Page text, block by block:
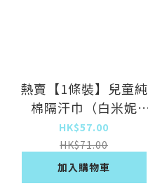
熱賣【1條裝】兒童純
棉隔汗巾（白米妮
28*42cm）
HK$57.00
HK$71.00
加入購物車